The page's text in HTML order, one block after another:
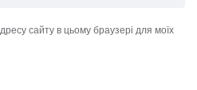
сайту в цьому браузері для моїх